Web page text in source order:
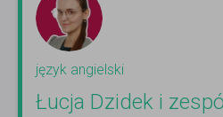
język angielski
Łucja Dzidek i